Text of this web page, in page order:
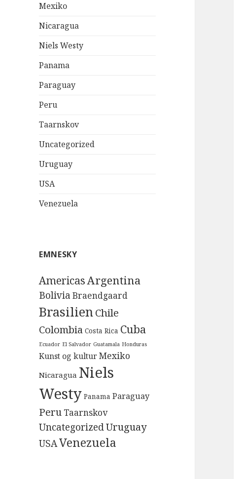
Mexiko
Nicaragua
Niels Westy
Panama
Paraguay
Peru
Taarnskov
Uncategorized
Uruguay
USA
Venezuela
EMNESKY
AmericasArgentina
Bolivia Braendgaard
BrasilienChile
Colombia Costa Rica Cuba
Ecuador El Salvador Guatamala Honduras
Kunst og kulturMexiko
Nicaragua Niels
Westy Panama Paraguay
Peru Taarnskov
UncategorizedUruguay
USAVenezuela